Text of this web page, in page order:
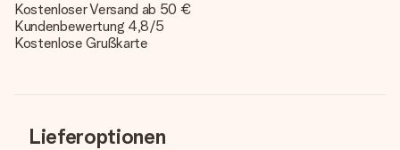
Kostenloser Versand ab 50 €
Kundenbewertung 4,8/5
Kostenlose Grußkarte
Lieferoptionen